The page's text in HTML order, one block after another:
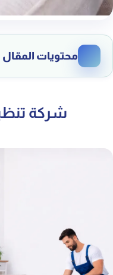
محتويات المقال
8. تنظيف النوافذ والأبواب الزجاجية
شركة